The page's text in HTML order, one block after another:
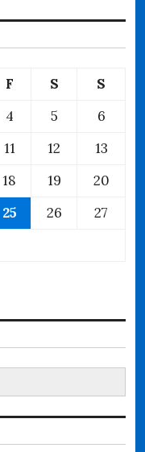
F S
S
4 5
6
11 12
13
18 19
20
25 26
27